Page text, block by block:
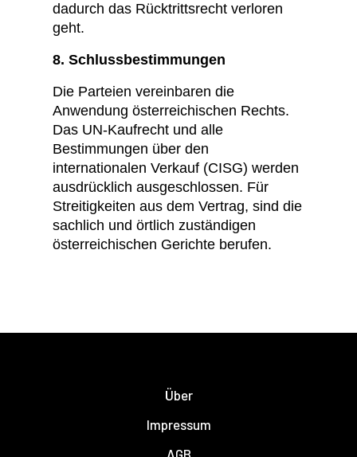
dadurch das Rücktrittsrecht verloren
geht.
8. Schlussbestimmungen
Die Parteien vereinbaren die
Anwendung österreichischen Rechts.
Das UN-Kaufrecht und alle
Bestimmungen über den
internationalen Verkauf (CISG) werden
ausdrücklich ausgeschlossen. Für
Streitigkeiten aus dem Vertrag, sind die
sachlich und örtlich zuständigen
österreichischen Gerichte berufen.
Über
Impressum
AGB